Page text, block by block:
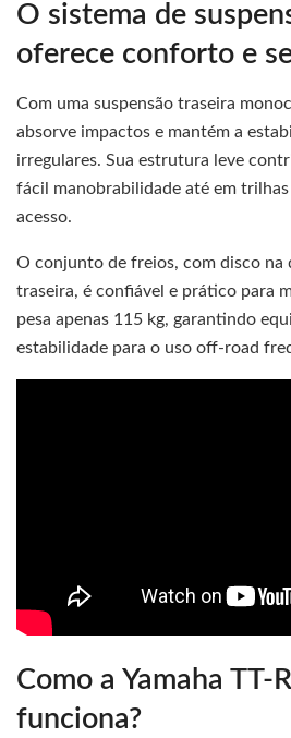
O sistema de
oferece conforto e
Com uma suspensão traseira
absorve impactos e mantém a
irregulares. Sua estrutura leve
fácil manobrabilidade até em
acesso.
O conjunto de freios, com disco na
traseira, é confiável e prático para
pesa apenas 115 kg, garantindo
estabilidade para o uso off-road
Como a Yamaha TT-
funciona?